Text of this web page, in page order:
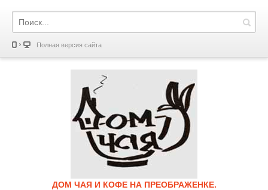
Полная версия сайта
ДОМ ЧАЯ И КОФЕ НА ПРЕОБРАЖЕНКЕ.